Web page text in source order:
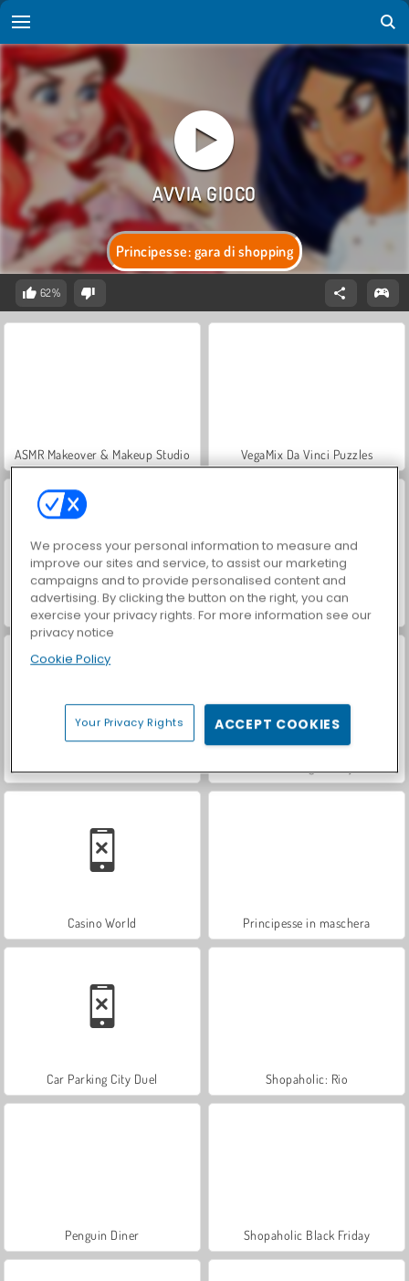
Principesse: gara di shopping
62%
ASMR Makeover & Makeup Studio VegaMix Da Vinci Puzzles
Let's Fish! Hidden Object: Street of Secrets
Casino World Principesse in maschera
Car Parking City Duel Shopaholic: Rio
Penguin Diner Shopaholic Black Friday
We process your personal information to measure and
improve our sites and service, to assist our marketing
campaigns and to provide personalised content and
advertising. By clicking the button on the right, you can
exercise your privacy rights. For more information see our
privacy notice
Cookie Policy
Your Privacy Rights ACCEPT COOKIES